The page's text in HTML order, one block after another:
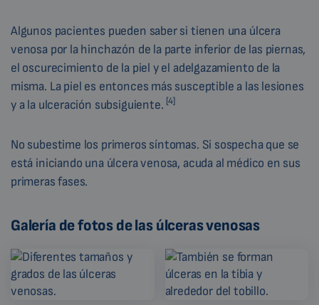
Algunos pacientes pueden saber si tienen una úlcera
venosa por la hinchazón de la parte inferior de las piernas,
el oscurecimiento de la piel y el adelgazamiento de la
misma. La piel es entonces más susceptible a las lesiones
y a la ulceración subsiguiente. [4]
No subestime los primeros síntomas. Si sospecha que se
está iniciando una úlcera venosa, acuda al médico en sus
primeras fases.
Galería de fotos de las úlceras venosas